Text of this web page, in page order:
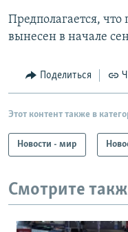
Предполагается,
вынесен в начале
Поделиться
Этот контент также в
Новости - мир
Смотрите